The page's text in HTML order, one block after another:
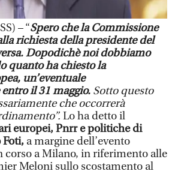
– “Spero che la Commissione
richiesta della presidente del
Dopodichè noi dobbiamo
quanto ha chiesto la
un’eventuale
il 31 maggio. Sotto questo
che occorrerà
Lo ha detto il
europei, Pnrr e politiche di
Foti, a margine dell’evento
corso a Milano, in riferimento alle
Meloni sullo scostamento al